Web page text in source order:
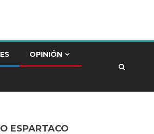
OPINIÓN
ESPARTACO